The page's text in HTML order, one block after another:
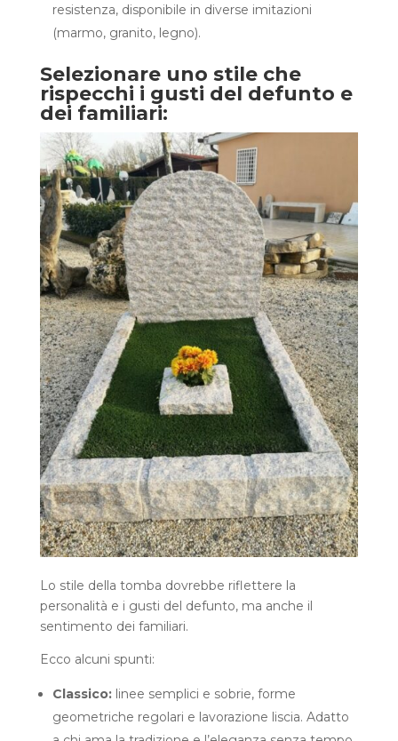
resistenza, disponibile in diverse imitazioni
(marmo, granito, legno).
Selezionare uno stile che
rispecchi i gusti del defunto e
dei familiari:
Lo stile della tomba dovrebbe riflettere la
personalità e i gusti del defunto, ma anche il
sentimento dei familiari.
Ecco alcuni spunti:
Classico:linee semplici e sobrie, forme
geometriche regolari e lavorazione liscia. Adatto